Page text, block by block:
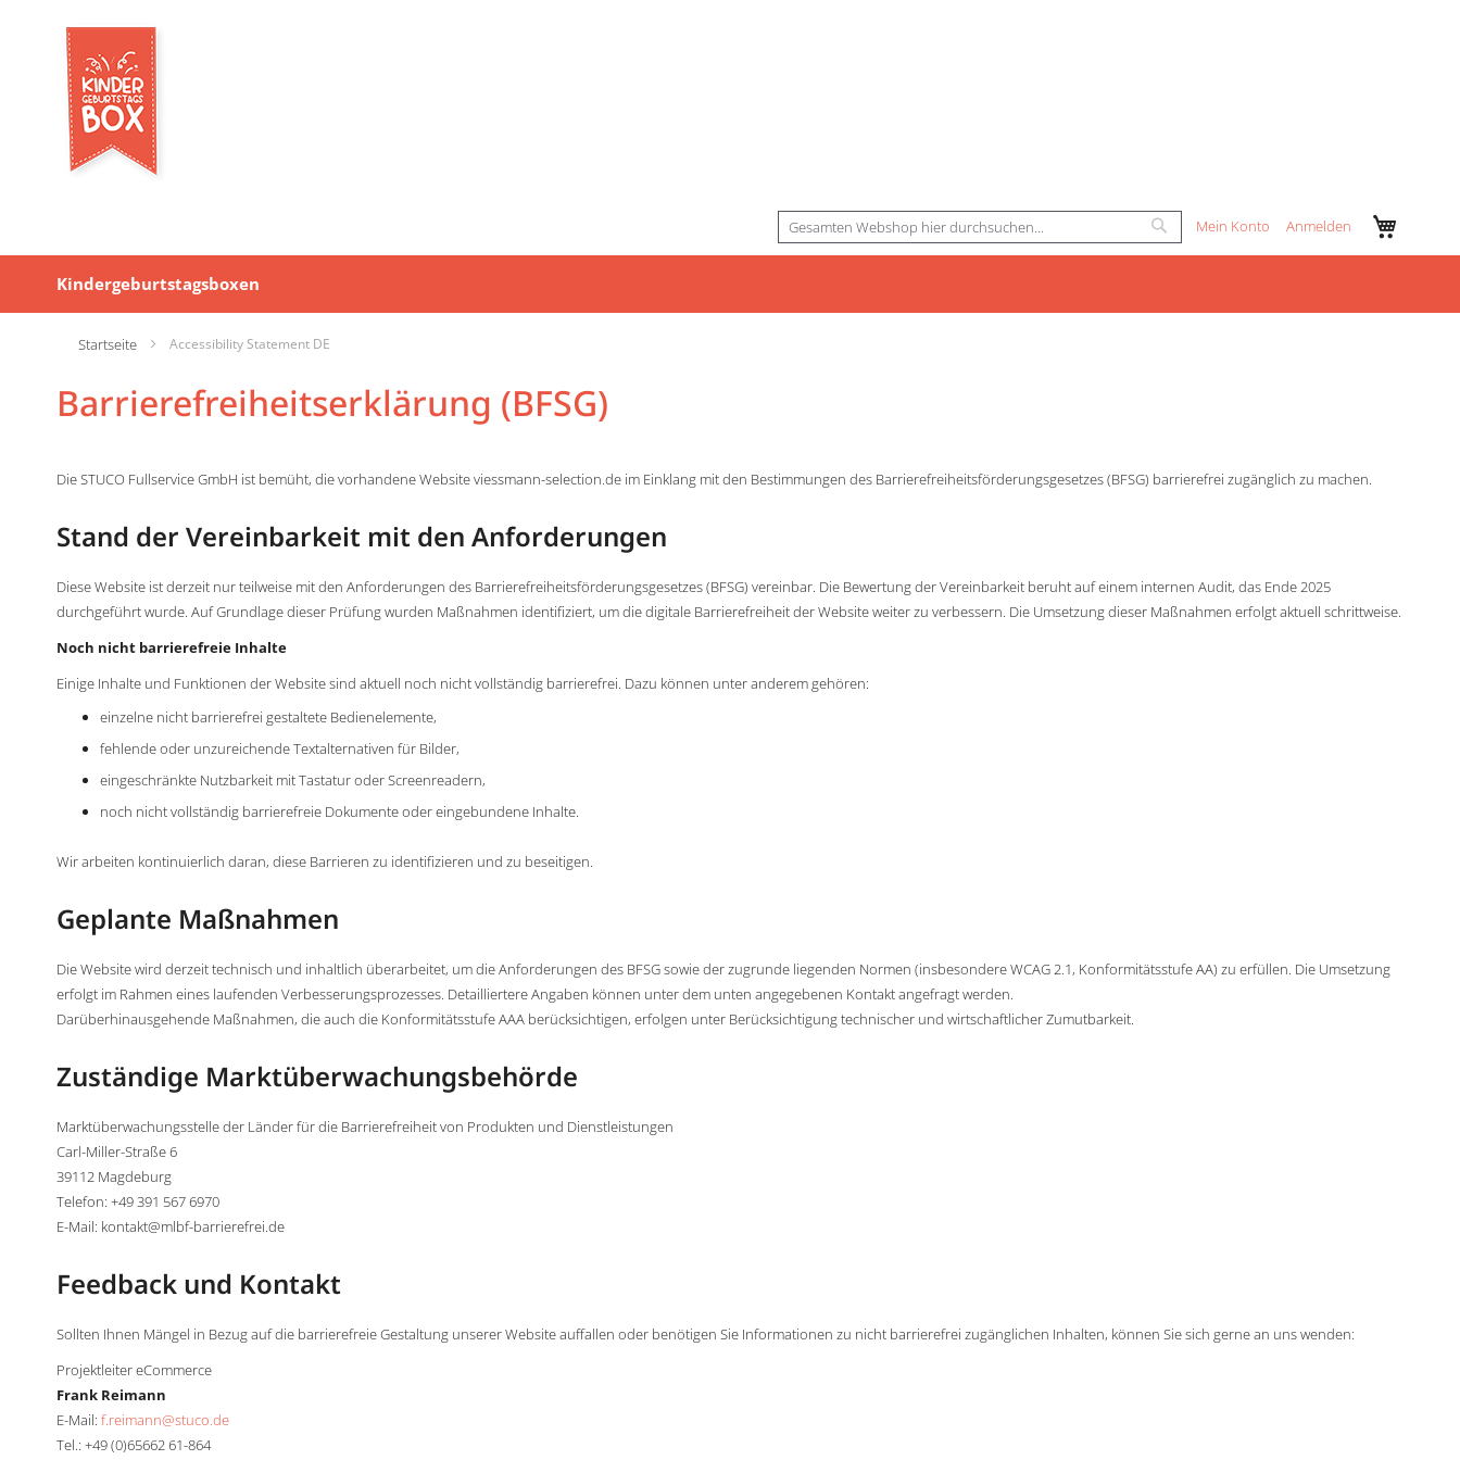
Mein Konto Anmelden
Inhalt
Suche Suche
Kindergeburtstagsboxen
Startseite Accessibility Statement DE
Barrierefreiheitserklärung (BFSG)
Die STUCO Fullservice GmbH ist bemüht, die vorhandene Website viessmann-selection.de im Einklang mit den Bestimmungen des Barrierefreiheitsförderungsgesetzes (BFSG) barrierefrei zugänglich zu machen.
Stand der Vereinbarkeit mit den Anforderungen
Diese Website ist derzeit nur teilweise mit den Anforderungen des Barrierefreiheitsförderungsgesetzes (BFSG) vereinbar. Die Bewertung der Vereinbarkeit beruht auf einem internen Audit, das Ende 2025
durchgeführt wurde. Auf Grundlage dieser Prüfung wurden Maßnahmen identifiziert, um die digitale Barrierefreiheit der Website weiter zu verbessern. Die Umsetzung dieser Maßnahmen erfolgt aktuell schrittweise.
Noch nicht barrierefreie Inhalte
Einige Inhalte und Funktionen der Website sind aktuell noch nicht vollständig barrierefrei. Dazu können unter anderem gehören:
einzelne nicht barrierefrei gestaltete Bedienelemente,
fehlende oder unzureichende Textalternativen für Bilder,
eingeschränkte Nutzbarkeit mit Tastatur oder Screenreadern,
noch nicht vollständig barrierefreie Dokumente oder eingebundene Inhalte.
Wir arbeiten kontinuierlich daran, diese Barrieren zu identifizieren und zu beseitigen.
Geplante Maßnahmen
Die Website wird derzeit technisch und inhaltlich überarbeitet, um die Anforderungen des BFSG sowie der zugrunde liegenden Normen (insbesondere WCAG 2.1, Konformitätsstufe AA) zu erfüllen. Die Umsetzung
erfolgt im Rahmen eines laufenden Verbesserungsprozesses. Detailliertere Angaben können unter dem unten angegebenen Kontakt angefragt werden.
Darüberhinausgehende Maßnahmen, die auch die Konformitätsstufe AAA berücksichtigen, erfolgen unter Berücksichtigung technischer und wirtschaftlicher Zumutbarkeit.
Zuständige Marktüberwachungsbehörde
Marktüberwachungsstelle der Länder für die Barrierefreiheit von Produkten und Dienstleistungen
Carl-Miller-Straße 6
39112 Magdeburg
Telefon: +49 391 567 6970
E-Mail: kontakt@mlbf-barrierefrei.de
Feedback und Kontakt
Sollten Ihnen Mängel in Bezug auf die barrierefreie Gestaltung unserer Website auffallen oder benötigen Sie Informationen zu nicht barrierefrei zugänglichen Inhalten, können Sie sich gerne an uns wenden:
Projektleiter eCommerce
Frank Reimann
E-Mail: f.reimann@stuco.de
Tel.: +49 (0)65662 61-864